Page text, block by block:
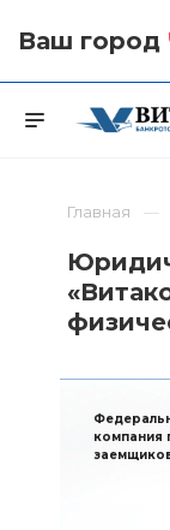
Ваш город
Главная
компания